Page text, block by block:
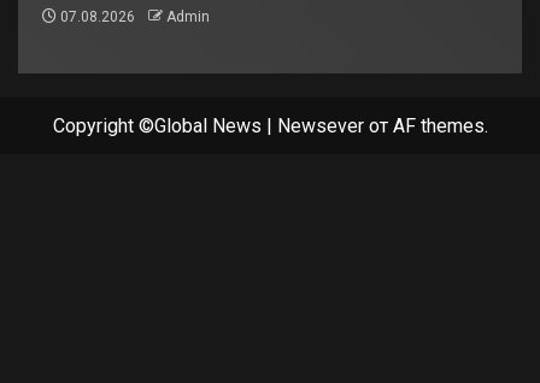
07.08.2026 Admin
Copyright ©Global News Newseverот AF themes.